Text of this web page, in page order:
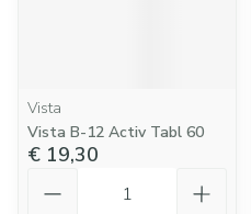
Vista
Vista B-12 Activ Tabl 60
€ 19,30